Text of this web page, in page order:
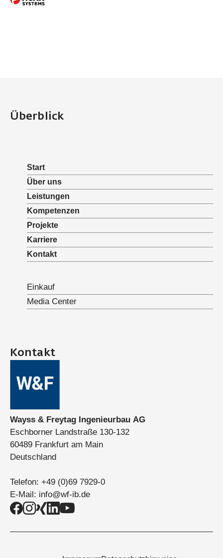
Überblick
Start
Über uns
Leistungen
Kompetenzen
Projekte
Karriere
Kontakt
Einkauf
Media Center
Kontakt
Wayss & Freytag Ingenieurbau AG
Eschborner Landstraße 130-132
60489 Frankfurt am Main
Deutschland
Telefon: +49 (0)69 7929-0
E-Mail: info@wf-ib.de